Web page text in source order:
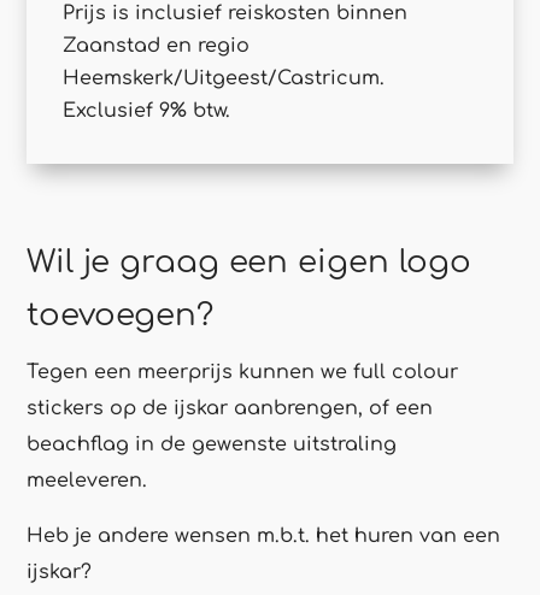
Prijs is inclusief reiskosten binnen
Zaanstad en regio
Heemskerk/Uitgeest/Castricum.
Exclusief 9% btw.
Wil je graag een eigen logo
toevoegen?
Tegen een meerprijs kunnen we full colour
stickers op de ijskar aanbrengen, of een
beachflag in de gewenste uitstraling
meeleveren.
Heb je andere wensen m.b.t. het huren van een
ijskar?